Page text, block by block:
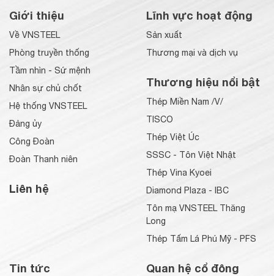
Giới thiệu
Về VNSTEEL
Phòng truyền thống
Tầm nhìn - Sứ mệnh
Nhân sự chủ chốt
Hệ thống VNSTEEL
Đảng ủy
Công Đoàn
Đoàn Thanh niên
Liên hệ
Lĩnh vực hoạt động
Sản xuất
Thương mại và dịch vụ
Thương hiệu nổi bật
Thép Miền Nam /V/
TISCO
Thép Việt Úc
SSSC - Tôn Việt Nhật
Thép Vina Kyoei
Diamond Plaza - IBC
Tôn mạ VNSTEEL Thăng
Long
Thép Tấm Lá Phú Mỹ - PFS
Tin tức Quan hệ cổ đông